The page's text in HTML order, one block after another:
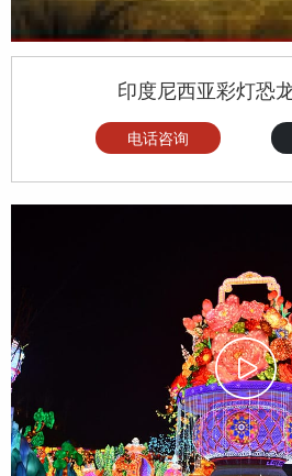
印度尼西亚彩灯恐
电话咨询